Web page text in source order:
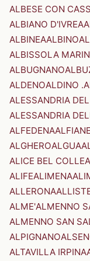
ALBESE CON
ALBIANO D'IVREA
ALBINEAALBINO
ALBISSOLA
ALBUGNANO
ALDENOALDINO
ALESSANDRIA
ALESSANDRIA
ALFEDENA
ALGHEROALGUA
ALICE BEL COLLE
ALIFEALIMENA
ALLERONA
ALME'ALMENNO
ALMENNO SAN
ALPIGNANO
ALTAVILLA IRPINA